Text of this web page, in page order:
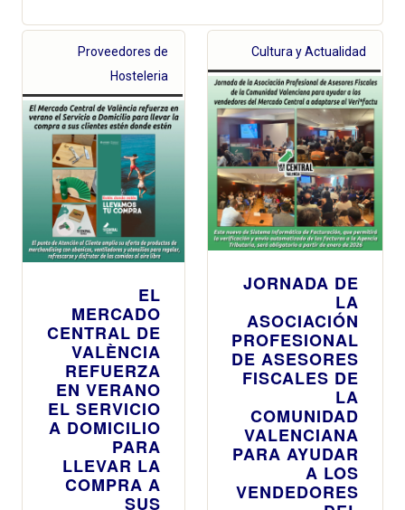
Proveedores de
Hosteleria
EL
MERCADO
CENTRAL DE
VALÈNCIA
REFUERZA
EN VERANO
EL SERVICIO
A DOMICILIO
PARA
LLEVAR LA
COMPRA A
SUS
Cultura y Actualidad
JORNADA DE
LA
ASOCIACIÓN
PROFESIONAL
DE ASESORES
FISCALES DE
LA
COMUNIDAD
VALENCIANA
PARA AYUDAR
A LOS
VENDEDORES